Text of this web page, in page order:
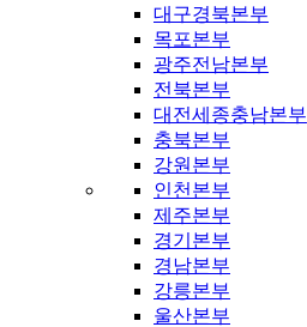
대구경북본부
목포본부
광주전남본부
전북본부
대전세종충남본부
충북본부
강원본부
인천본부
제주본부
경기본부
경남본부
강릉본부
울산본부